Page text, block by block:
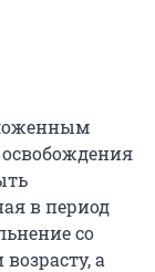
в период
со
а